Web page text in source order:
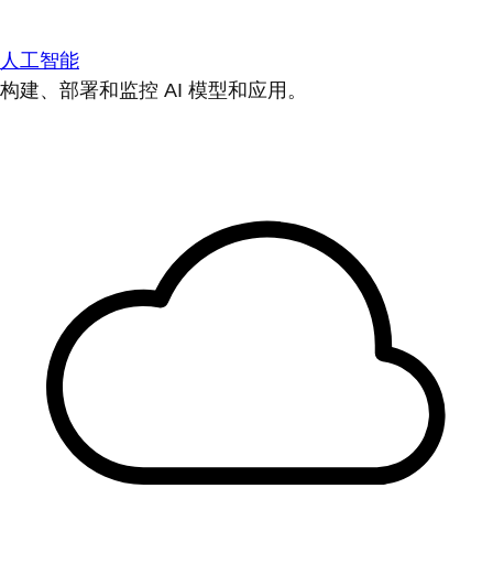
人工智能
构建、部署和监控 AI 模型和应用。